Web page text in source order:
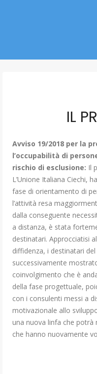
IL
Avviso 19/2018 per la
l’occupabilità di
rischio di esclusione: Il
L’Unione Italiana Ciechi,
fase di orientamento di
l’attività resa
dalla conseguente
a distanza, è stata
destinatari. Approcciatisi
diffidenza, i destinatari
successivamente
coinvolgimento che è
della fase progettuale,
con i consulenti messi a
motivazionale allo
una nuova linfa che
che hanno nuovamente